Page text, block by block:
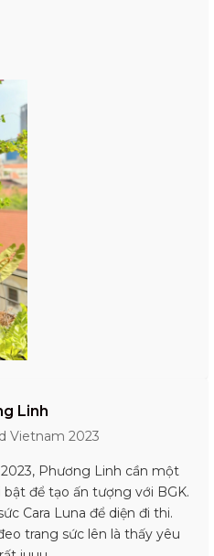
Linh
Vietnam 2023
Phương Linh cần một
để tạo ấn tượng với BGK.
Cara Luna để diện đi thi.
trang sức lên là thấy yêu